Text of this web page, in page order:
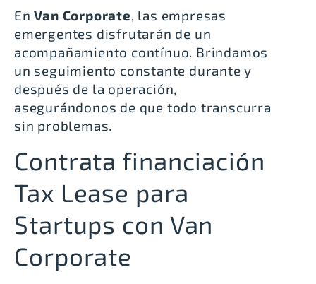
EnVan Corporate, las empresas
emergentes disfrutarán de un
acompañamiento contínuo. Brindamos
un seguimiento constante durante y
después de la operación,
asegurándonos de que todo transcurra
sin problemas.
Contrata financiación
Tax Lease para
Startups con Van
Corporate